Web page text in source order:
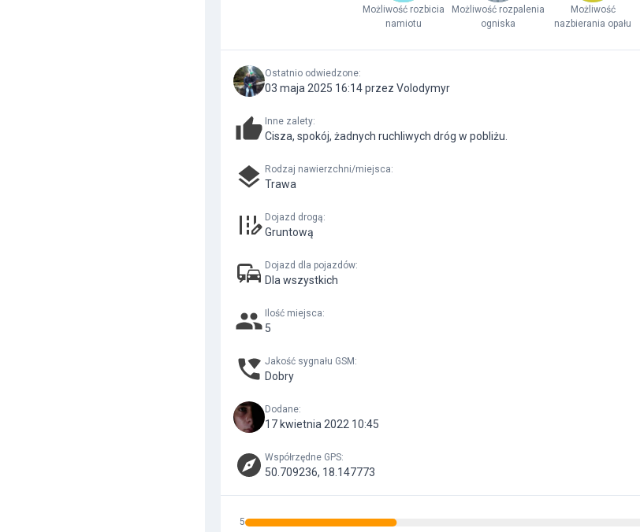
Możliwość rozbicia
namiotu
Możliwość rozpalenia
ogniska
Możliwość
nazbierania opału
Ostatnio odwiedzone:
03 maja 2025 16:14 przez Volodymyr
Inne zalety:
Cisza, spokój, żadnych ruchliwych dróg w pobliżu.
Rodzaj nawierzchni/miejsca:
Trawa
Dojazd drogą:
Gruntową
Dojazd dla pojazdów:
Dla wszystkich
Ilość miejsca:
5
Jakość sygnału GSM :
Dobry
Dodane:
17 kwietnia 2022 10:45
Współrzędne GPS:
50.709236, 18.147773
5